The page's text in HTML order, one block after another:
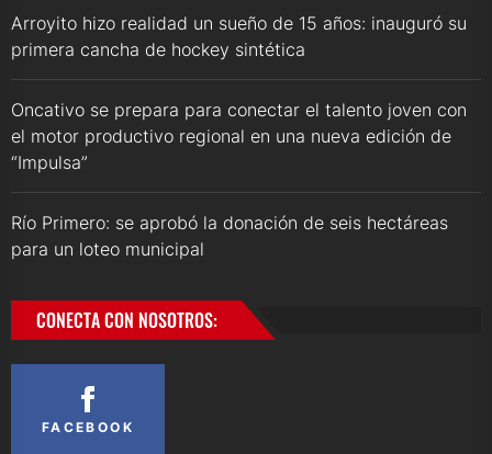
Arroyito hizo realidad un sueño de 15 años: inauguró su
primera cancha de hockey sintética
Oncativo se prepara para conectar el talento joven con
el motor productivo regional en una nueva edición de
“Impulsa”
Río Primero: se aprobó la donación de seis hectáreas
para un loteo municipal
CONECTA CON NOSOTROS:
FACEBOOK